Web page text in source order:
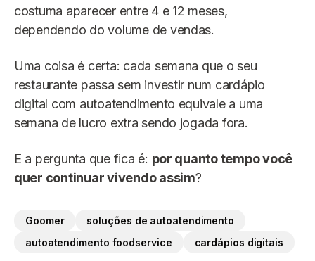
costuma aparecer entre 4 e 12 meses,
dependendo do volume de vendas.
Uma coisa é certa: cada semana que o seu
restaurante passa sem investir num cardápio
digital com autoatendimento equivale a uma
semana de lucro extra sendo jogada fora.
E a pergunta que fica é: por quanto tempo você
quer continuar vivendo assim?
Goomer
soluções de autoatendimento
autoatendimento foodservice
cardápios digitais